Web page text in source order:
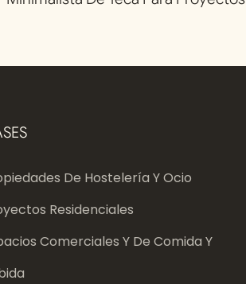
De Hostelería Y Ocio
Residenciales
Comerciales Y De Comida Y